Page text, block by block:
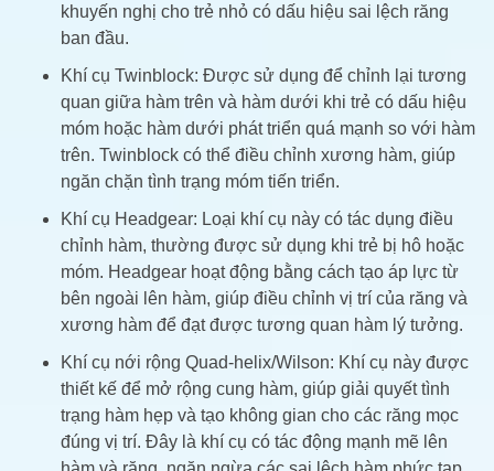
khuyến nghị cho trẻ nhỏ có dấu hiệu sai lệch răng
ban đầu.
Khí cụ Twinblock: Được sử dụng để chỉnh lại tương
quan giữa hàm trên và hàm dưới khi trẻ có dấu hiệu
móm hoặc hàm dưới phát triển quá mạnh so với hàm
trên. Twinblock có thể điều chỉnh xương hàm, giúp
ngăn chặn tình trạng móm tiến triển.
Khí cụ Headgear: Loại khí cụ này có tác dụng điều
chỉnh hàm, thường được sử dụng khi trẻ bị hô hoặc
móm. Headgear hoạt động bằng cách tạo áp lực từ
bên ngoài lên hàm, giúp điều chỉnh vị trí của răng và
xương hàm để đạt được tương quan hàm lý tưởng.
Khí cụ nới rộng Quad-helix/Wilson: Khí cụ này được
thiết kế để mở rộng cung hàm, giúp giải quyết tình
trạng hàm hẹp và tạo không gian cho các răng mọc
đúng vị trí. Đây là khí cụ có tác động mạnh mẽ lên